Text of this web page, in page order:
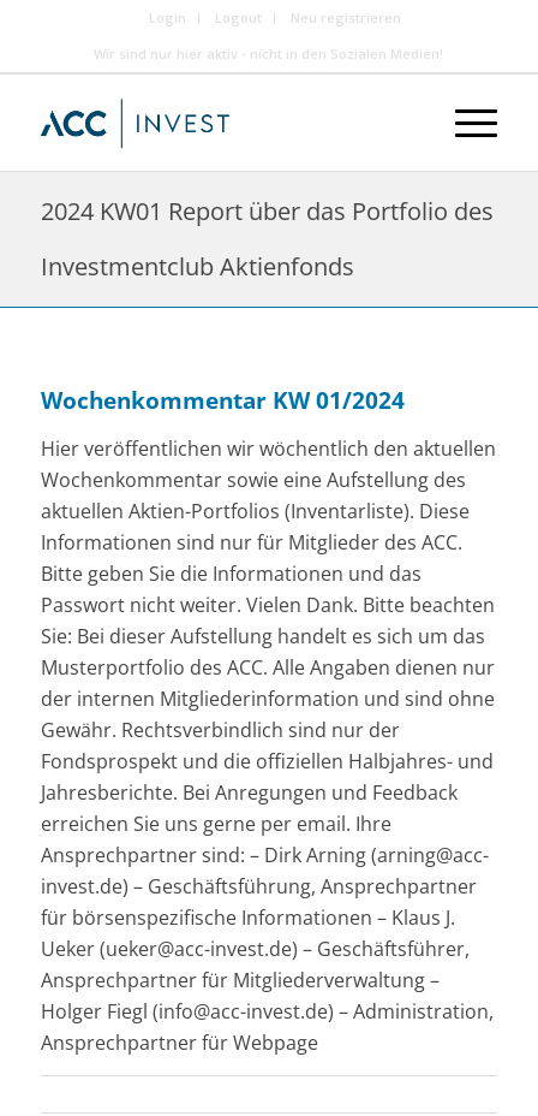
Login Logout
Neu registrieren
Wir sind nur hier aktiv - nicht in den Sozialen Medien!
2024 KW01 Report über das Portfolio des
Investmentclub Aktienfonds
Wochenkommentar KW 01/2024
Hier veröffentlichen wir wöchentlich den aktuellen
Wochenkommentar sowie eine Aufstellung des
aktuellen Aktien-Portfolios (Inventarliste). Diese
Informationen sind nur für Mitglieder des ACC.
Bitte geben Sie die Informationen und das
Passwort nicht weiter. Vielen Dank. Bitte beachten
Sie: Bei dieser Aufstellung handelt es sich um das
Musterportfolio des ACC. Alle Angaben dienen nur
der internen Mitgliederinformation und sind ohne
Gewähr. Rechtsverbindlich sind nur der
Fondsprospekt und die offiziellen Halbjahres- und
Jahresberichte. Bei Anregungen und Feedback
erreichen Sie uns gerne per email. Ihre
Ansprechpartner sind: – Dirk Arning (arning@acc-
invest.de) – Geschäftsführung, Ansprechpartner
für börsenspezifische Informationen – Klaus J.
Ueker (ueker@acc-invest.de) – Geschäftsführer,
Ansprechpartner für Mitgliederverwaltung –
Holger Fiegl (info@acc-invest.de) – Administration,
Ansprechpartner für Webpage